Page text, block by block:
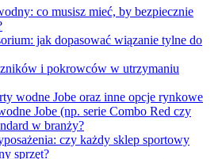
co musisz mieć, by bezpiecznie
jak dopasować wiązanie tylne do
i pokrowców w utrzymaniu
wodne Jobe oraz inne opcje rynkowe
Jobe (np. serie Combo Red czy
w branży?
czy każdy sklep sportowy
sprzęt?